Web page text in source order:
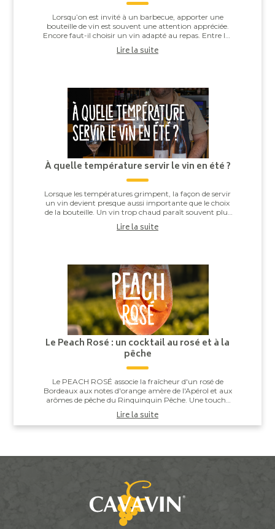
Lorsqu’on est invité à un barbecue, apporter une
bouteille de vin est souvent une attention appréciée.
Encore faut-il choisir un vin adapté au repas. Entre les
Lire la suite
À quelle température servir le vin en été ?
Lorsque les températures grimpent, la façon de servir
un vin devient presque aussi importante que le choix
de la bouteille. Un vin trop chaud paraît souvent plus
Lire la suite
Le Peach Rosé : un cocktail au rosé et à la
pêche
Le PEACH ROSÉ associe la fraîcheur d'un rosé de
Bordeaux aux notes d'orange amère de l'Apérol et aux
arômes de pêche du Rinquinquin Pêche. Une touche
Lire la suite